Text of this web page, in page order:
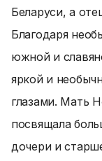
Беларуси, а
Благодаря
южной и
яркой и
глазами. Мать
посвящала
дочери и